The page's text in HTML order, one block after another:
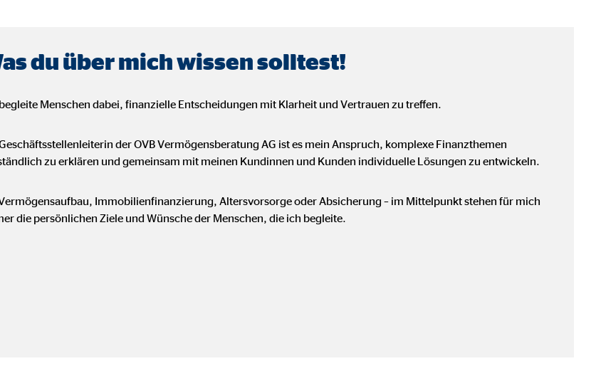
du über mich wissen solltest!
Menschen dabei, finanzielle Entscheidungen mit Klarheit und Vertrauen zu treffen.
der OVB Vermögensberatung AG ist es mein Anspruch, komplexe Finanzthemen
zu erklären und gemeinsam mit meinen Kundinnen und Kunden individuelle Lösungen zu entwickeln.
Immobilienfinanzierung, Altersvorsorge oder Absicherung – im Mittelpunkt stehen für mich
die persönlichen Ziele und Wünsche der Menschen, die ich begleite.